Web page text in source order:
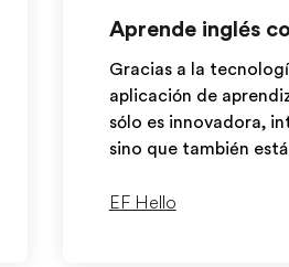
Aprende inglés
Gracias a la
aplicación de
sólo es innovadora,
sino que también
EF Hello